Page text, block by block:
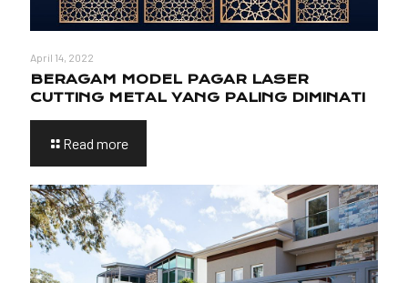
April 14, 2022
BERAGAM MODEL PAGAR LASER
CUTTING METAL YANG PALING DIMINATI
Read more